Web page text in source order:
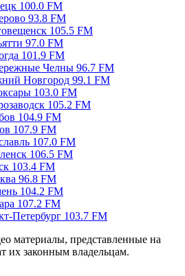
100.0 FM
93.8 FM
105.5 FM
97.0 FM
101.9 FM
Челны 96.7 FM
Новгород 99.1 FM
103.0 FM
105.2 FM
104.9 FM
107.9 FM
107.0 FM
106.5 FM
103.4 FM
96.8 FM
104.2 FM
107.2 FM
Петербург 103.7 FM
материалы, представленные на
их законным владельцам.